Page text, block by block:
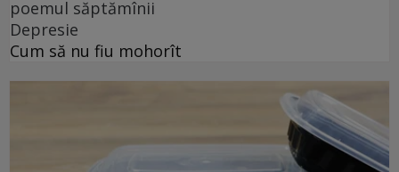
poemul săptămînii
Depresie
Cum să nu fiu mohorît